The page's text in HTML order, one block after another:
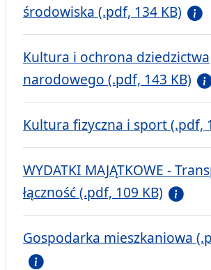
środowiska (.pdf, 134 KB)
Kultura i ochrona dziedzictwa
narodowego (.pdf, 143 KB)
Kultura fizyczna i sport (.pdf,
WYDATKI MAJĄTKOWE -
łączność (.pdf, 109 KB)
Gospodarka mieszkaniowa